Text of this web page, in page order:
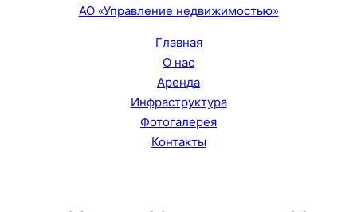
АО «Управление недвижимостью»
Главная
О нас
Аренда
Инфраструктура
Фотогалерея
Контакты